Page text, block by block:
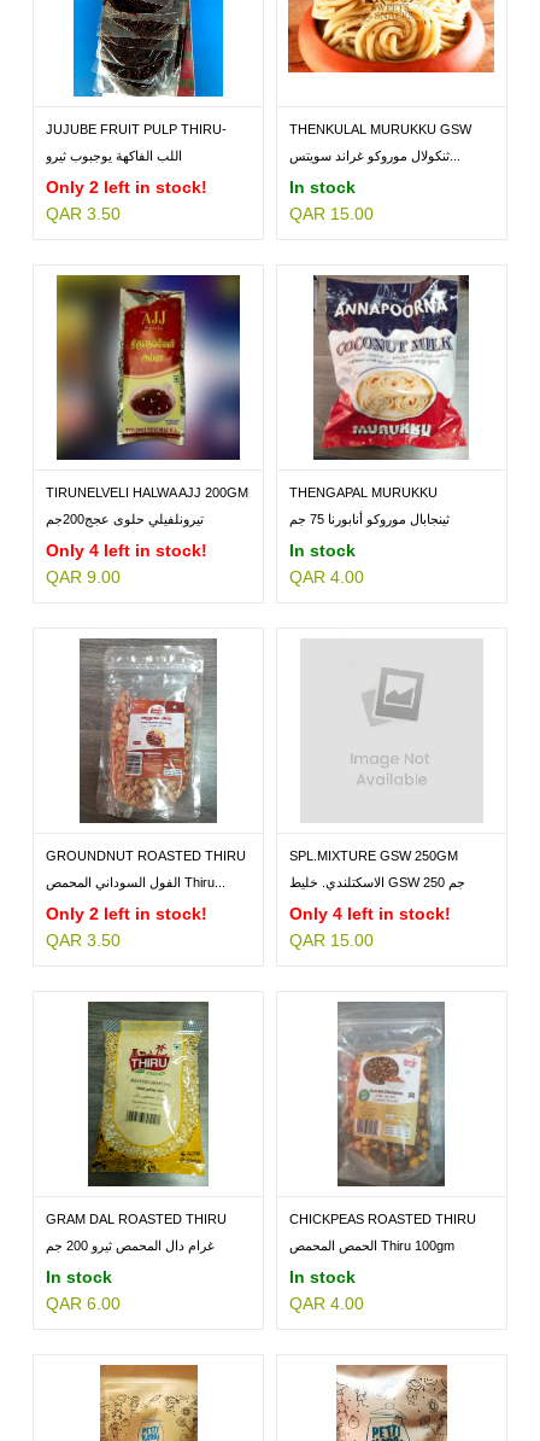
JUJUBE FRUIT PULP THIRU-
80GM
اللب الفاكهة يوجبوب ثيرو
Only 2 left in stock!
QAR 3.50
THENKULAL MURUKKU GSW
In stock
QAR 15.00
TIRUNELVELI HALWA AJJ 200GM
تيرونلفيلي حلوى عجج200جم
Only 4 left in stock!
QAR 9.00
THENGAPAL MURUKKU
ANNAPURNA...
ثينجابال موروكو أنابورنا 75 جم
In stock
QAR 4.00
GROUNDNUT ROASTED THIRU
100GM
الفول السوداني المحمص Thiru...
Only 2 left in stock!
QAR 3.50
SPL.MIXTURE GSW 250GM
الاسكتلندي. خليط GSW 250 جم
Only 4 left in stock!
QAR 15.00
GRAM DAL ROASTED THIRU
200GM غرام دال المحمص ثيرو 200 جم
In stock
QAR 6.00
CHICKPEAS ROASTED THIRU
100GM
الحمص المحمص Thiru 100gm
In stock
QAR 4.00